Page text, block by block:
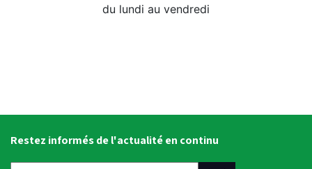
du lundi au vendredi
Restez informés de l'actualité en continu